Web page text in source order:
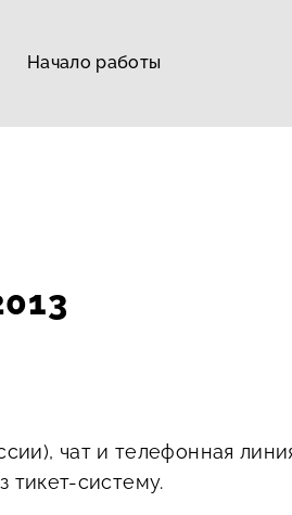
Начало работы
чат и телефонная
систему.